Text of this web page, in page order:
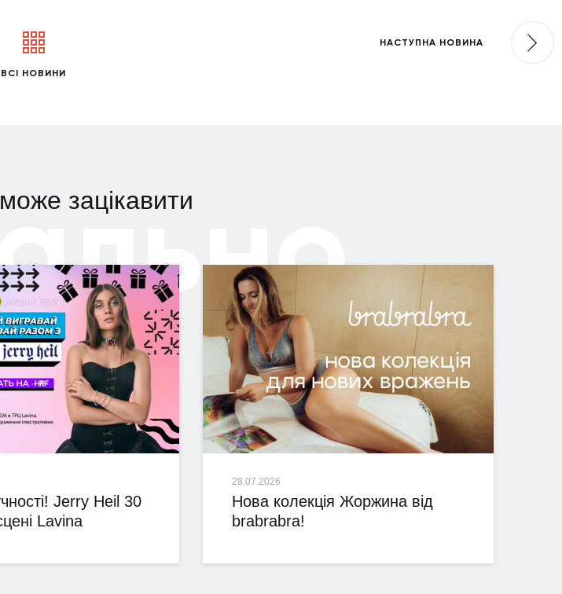
ВСІ НОВИНИ
НАСТУПНА НОВИНА
зацікавити
Jerry Heil 30
Lavina
28.07.2026
Нова колекція Жоржина від
brabrabra!